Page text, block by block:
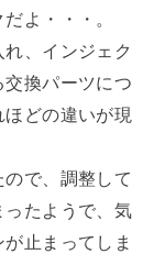
よ・・・。
、インジェク
換パーツにつ
どの違いが現
で、調整して
ったようで、気
止まってしま